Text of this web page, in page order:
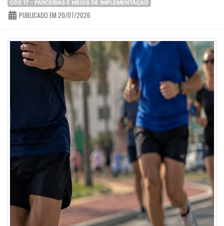
PUBLICADO EM 20/07/2026